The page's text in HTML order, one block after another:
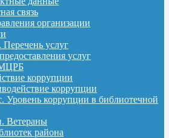
связь
организации
услуг
услуг
МЦРБ
коррупции
коррупции
Уровень коррупции в библиотечной
Ветераны
района